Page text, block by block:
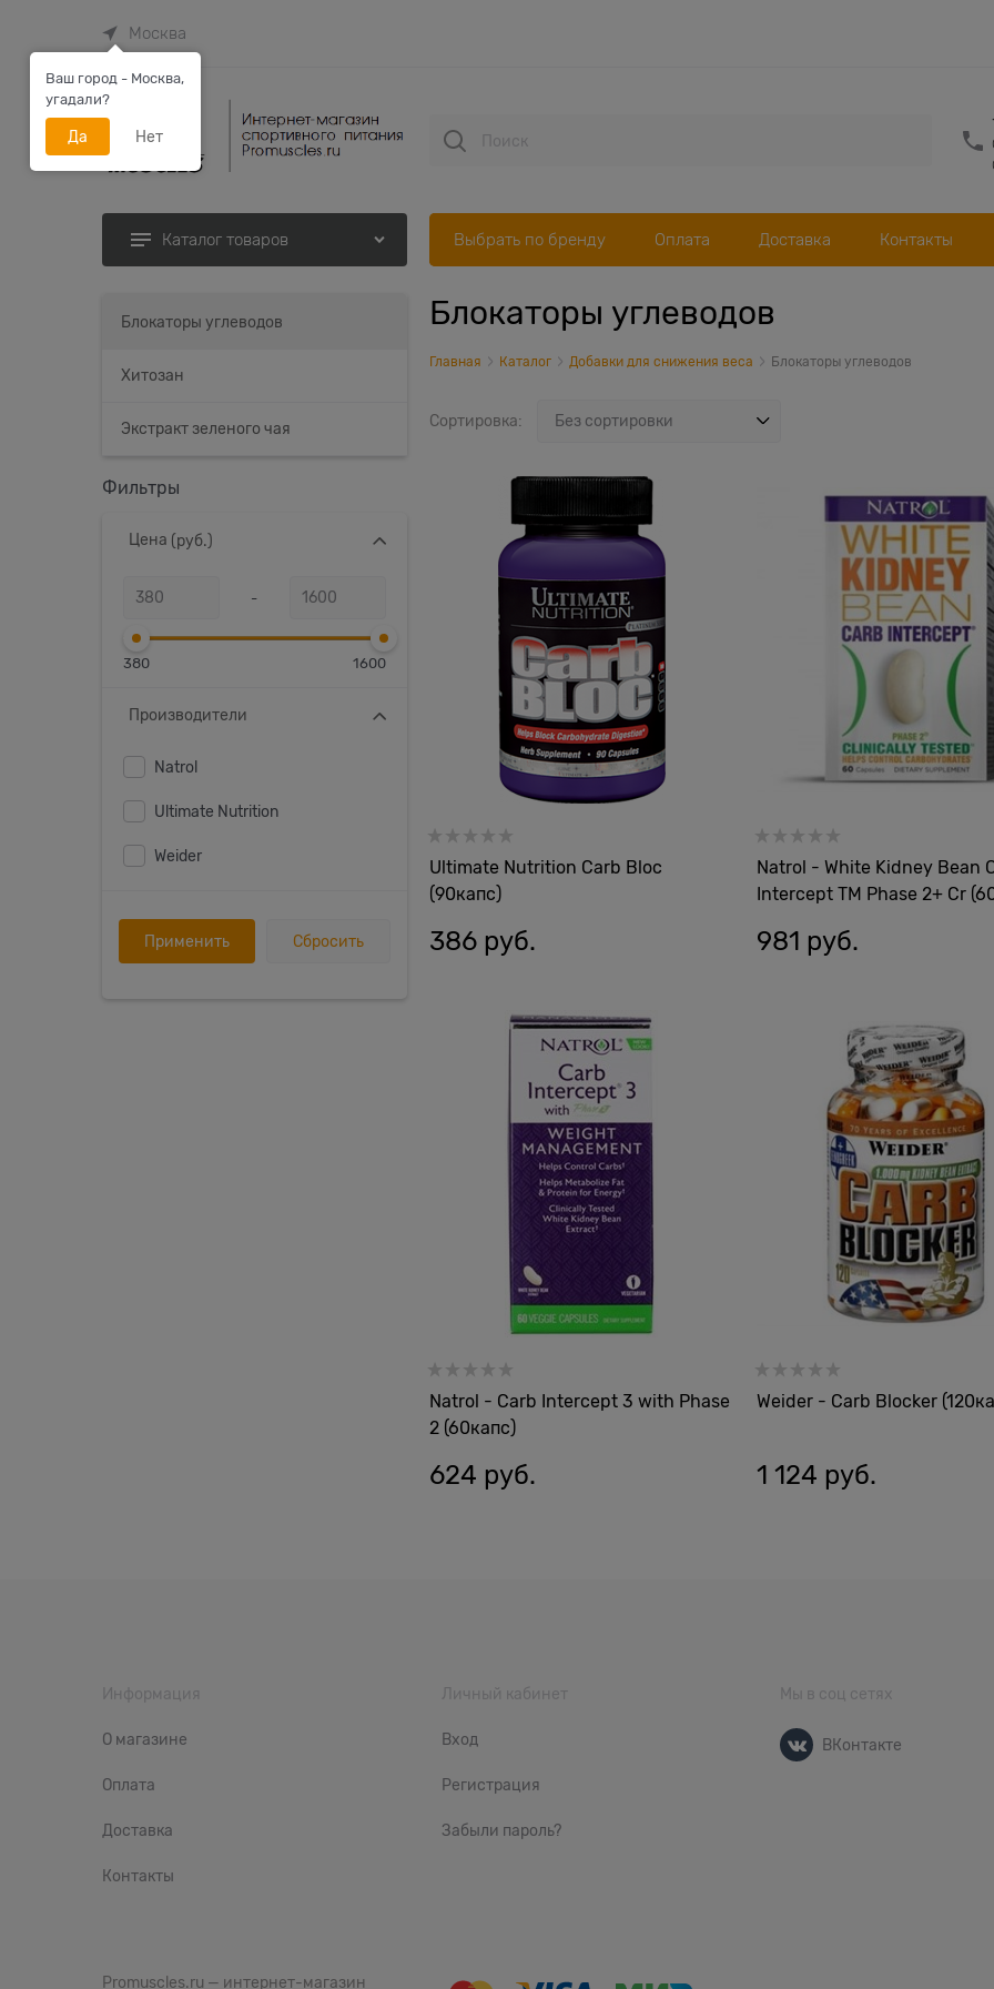
Москва
Каталог товаров Выбрать по бренду Оплата Доставка Контакты
Блокаторы углеводов
Хитозан
Экстракт зеленого чая
Фильтры
Цена (руб.)
-
380 1600
Производители
Natrol
Ultimate Nutrition
Weider
Блокаторы углеводов
Главная Каталог Добавки для снижения веса Блокаторы углеводов
Сортировка:
Ultimate Nutrition Carb Bloc
(90капс)
386 руб.
Natrol - White Kidney Bean
Intercept TM Phase 2+ Cr
981 руб.
Natrol - Carb Intercept 3 with Phase
2 (60капс)
624 руб.
Weider - Carb Blocker
1 124 руб.
Информация
О магазине
Оплата
Доставка
Контакты
Личный кабинет
Вход
Регистрация
Забыли пароль?
Мы в соц сетях
ВКонтакте
Promuscles.ru — интернет-магазин
Ваш город - Москва,
угадали?
Да Нет